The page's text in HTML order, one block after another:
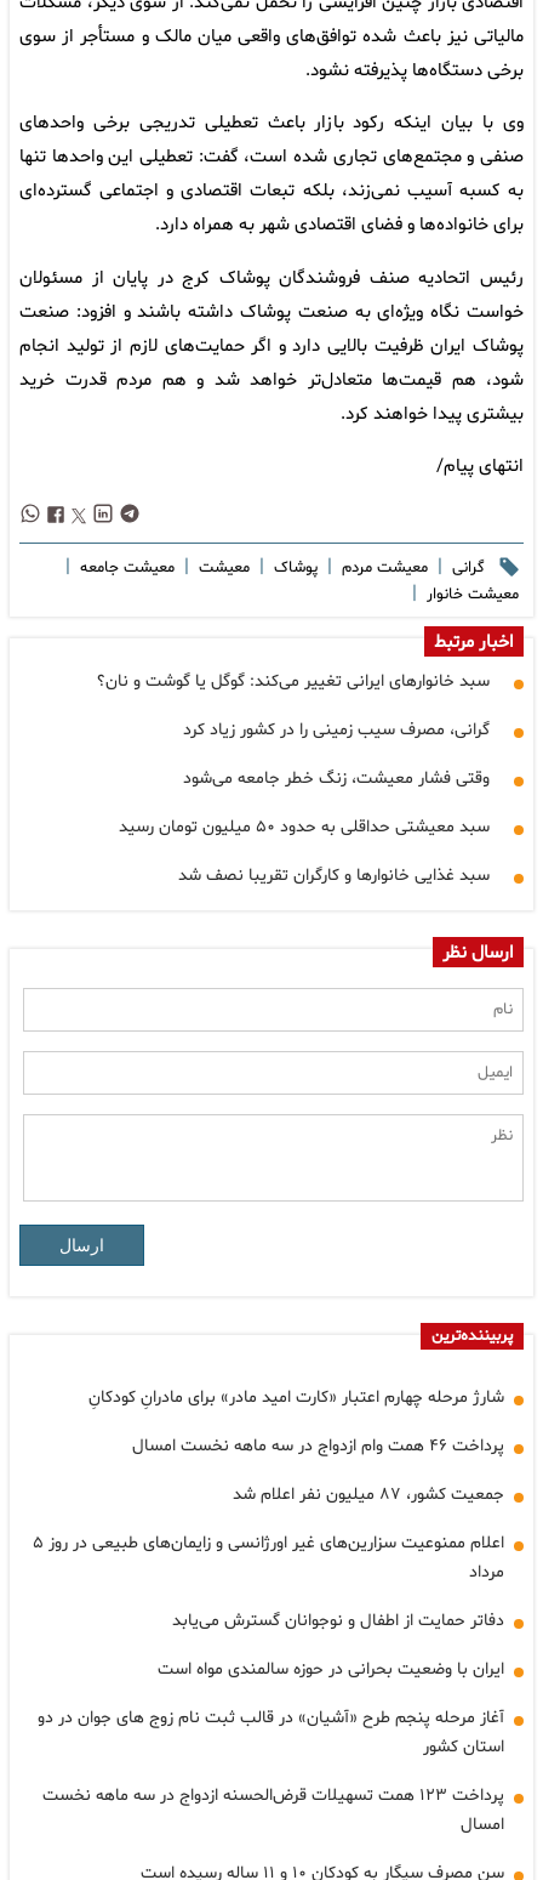
مالیاتی نیز باعث شده توافق‌های واقعی میان مالک و مستأجر از سوی
برخی دستگاه‌ها پذیرفته نشود.
وی با بیان اینکه رکود بازار باعث تعطیلی تدریجی برخی واحدهای
صنفی و مجتمع‌های تجاری شده است، گفت: تعطیلی این واحدها تنها
به کسبه آسیب نمی‌زند، بلکه تبعات اقتصادی و اجتماعی گسترده‌ای
برای خانواده‌ها و فضای اقتصادی شهر به همراه دارد.
رئیس اتحادیه صنف فروشندگان پوشاک کرج در پایان از مسئولان
خواست نگاه ویژه‌ای به صنعت پوشاک داشته باشند و افزود: صنعت
پوشاک ایران ظرفیت بالایی دارد و اگر حمایت‌های لازم از تولید انجام
شود، هم قیمت‌ها متعادل‌تر خواهد شد و هم مردم قدرت خرید
بیشتری پیدا خواهند کرد.
انتهای پیام/
گرانی | معیشت مردم | پوشاک | معیشت | معیشت جامعه |
معیشت خانوار |
اخبار مرتبط
سبد خانوارهای ایرانی تغییر می‌کند: گوگل یا گوشت و نان؟
گرانی، مصرف سیب زمینی را در کشور زیاد کرد
وقتی فشار معیشت، زنگ خطر جامعه می‌شود
سبد معیشتی حداقلی به حدود ۵۰ میلیون تومان رسید
سبد غذایی خانوارها و کارگران تقریبا نصف شد
ارسال نظر
ارسال
پربیننده‌ترین
شارژ مرحله چهارم اعتبار «کارت امید مادر» برای مادرانِ کودکانِ
پرداخت ۴۶ همت وام ازدواج در سه ماهه نخست امسال
جمعیت کشور، ۸۷ میلیون نفر اعلام شد
اعلام ممنوعیت سزارین‌های غیر اورژانسی و زایمان‌های طبیعی در روز ۵
مرداد
دفاتر حمایت از اطفال و نوجوانان گسترش می‌یابد
ایران با وضعیت بحرانی در حوزه سالمندی مواه است
آغاز مرحله پنجم طرح «آشیان» در قالب ثبت نام زوج های جوان در دو
استان کشور
پرداخت ۱۲۳ همت تسهیلات قرض‌الحسنه ازدواج در سه ماهه نخست
امسال
سن مصرف سیگار به کودکان ۱۰ و ۱۱ ساله رسیده است